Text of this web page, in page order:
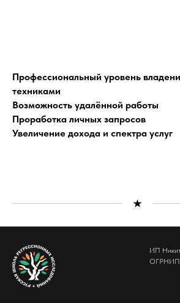
Профессиональный уровень
техниками
Возможность удалённой работы
Проработка личных запросов
Увеличение дохода и спектра услуг
ИП
ОГРНИП